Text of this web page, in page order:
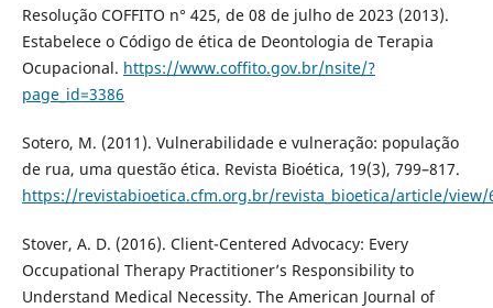
Resolução COFFITO n° 425, de 08 de julho de 2023 (2013).
Estabelece o Código de ética de Deontologia de Terapia
Ocupacional. https://www.coffito.gov.br/nsite/?
page_id=3386
Sotero, M. (2011). Vulnerabilidade e vulneração: população
de rua, uma questão ética. Revista Bioética, 19(3), 799–817.
https://revistabioetica.cfm.org.br/revista_bioetica/article/view/
Stover, A. D. (2016). Client-Centered Advocacy: Every
Occupational Therapy Practitioner’s Responsibility to
Understand Medical Necessity. The American Journal of